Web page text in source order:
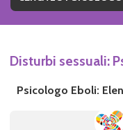
Disturbi sessuali:
Psicologo Eboli: